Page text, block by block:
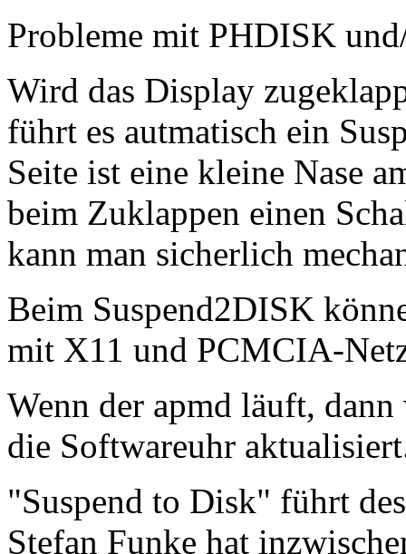
Probleme mit PHDISK
Wird das Display
führt es autmatisch ein
Seite ist eine kleine Nase
beim Zuklappen einen
kann man sicherlich
Beim Suspend2DISK
mit X11 und PCMCIA-
Wenn der apmd läuft,
die Softwareuhr
"Suspend to Disk" führt
Stefan Funke hat